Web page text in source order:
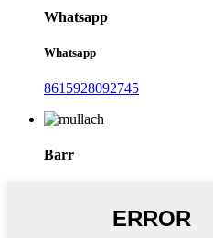
Whatsapp
Whatsapp
8615928092745
Barr